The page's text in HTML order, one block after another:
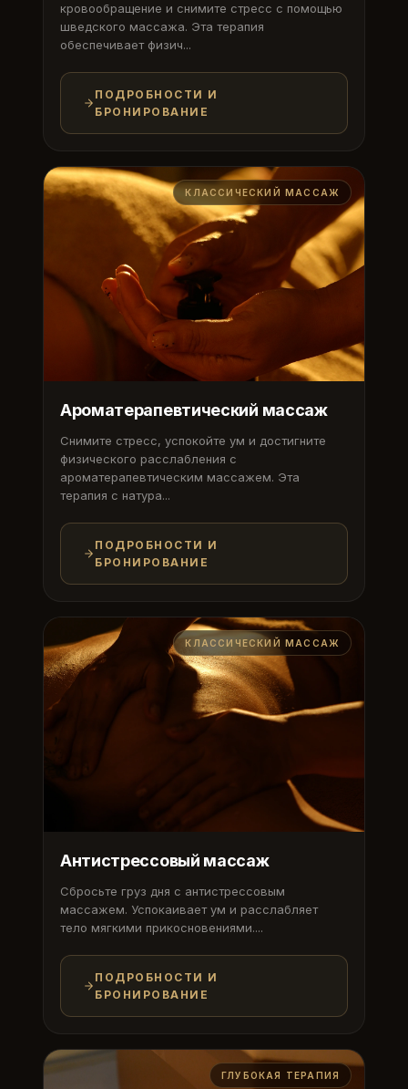
кровообращение и снимите стресс с помощью
шведского массажа. Эта терапия
обеспечивает физич...
ПОДРОБНОСТИ И
БРОНИРОВАНИЕ
КЛАССИЧЕСКИЙ МАССАЖ
Ароматерапевтический массаж
Снимите стресс, успокойте ум и достигните
физического расслабления с
ароматерапевтическим массажем. Эта
терапия с натура...
ПОДРОБНОСТИ И
БРОНИРОВАНИЕ
КЛАССИЧЕСКИЙ МАССАЖ
Антистрессовый массаж
Сбросьте груз дня с антистрессовым
массажем. Успокаивает ум и расслабляет
тело мягкими прикосновениями....
ПОДРОБНОСТИ И
БРОНИРОВАНИЕ
ГЛУБОКАЯ ТЕРАПИЯ